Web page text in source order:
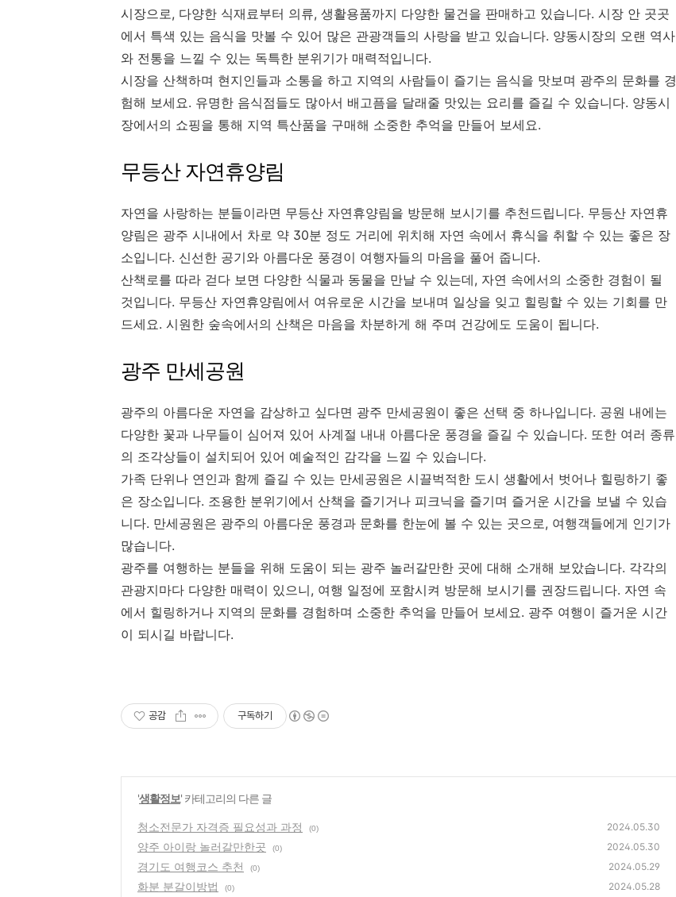
시장으로, 다양한 식재료부터 의류, 생활용품까지 다양한 물건을 판매하고 있습니다. 시장 안 곳곳
에서 특색 있는 음식을 맛볼 수 있어 많은 관광객들의 사랑을 받고 있습니다. 양동시장의 오랜 역사
와 전통을 느낄 수 있는 독특한 분위기가 매력적입니다.
시장을 산책하며 현지인들과 소통을 하고 지역의 사람들이 즐기는 음식을 맛보며 광주의 문화를 경
험해 보세요. 유명한 음식점들도 많아서 배고픔을 달래줄 맛있는 요리를 즐길 수 있습니다. 양동시
장에서의 쇼핑을 통해 지역 특산품을 구매해 소중한 추억을 만들어 보세요.
무등산 자연휴양림
자연을 사랑하는 분들이라면 무등산 자연휴양림을 방문해 보시기를 추천드립니다. 무등산 자연휴
양림은 광주 시내에서 차로 약 30분 정도 거리에 위치해 자연 속에서 휴식을 취할 수 있는 좋은 장
소입니다. 신선한 공기와 아름다운 풍경이 여행자들의 마음을 풀어 줍니다.
산책로를 따라 걷다 보면 다양한 식물과 동물을 만날 수 있는데, 자연 속에서의 소중한 경험이 될
것입니다. 무등산 자연휴양림에서 여유로운 시간을 보내며 일상을 잊고 힐링할 수 있는 기회를 만
드세요. 시원한 숲속에서의 산책은 마음을 차분하게 해 주며 건강에도 도움이 됩니다.
광주 만세공원
광주의 아름다운 자연을 감상하고 싶다면 광주 만세공원이 좋은 선택 중 하나입니다. 공원 내에는
다양한 꽃과 나무들이 심어져 있어 사계절 내내 아름다운 풍경을 즐길 수 있습니다. 또한 여러 종류
의 조각상들이 설치되어 있어 예술적인 감각을 느낄 수 있습니다.
가족 단위나 연인과 함께 즐길 수 있는 만세공원은 시끌벅적한 도시 생활에서 벗어나 힐링하기 좋
은 장소입니다. 조용한 분위기에서 산책을 즐기거나 피크닉을 즐기며 즐거운 시간을 보낼 수 있습
니다. 만세공원은 광주의 아름다운 풍경과 문화를 한눈에 볼 수 있는 곳으로, 여행객들에게 인기가
많습니다.
광주를 여행하는 분들을 위해 도움이 되는 광주 놀러갈만한 곳에 대해 소개해 보았습니다. 각각의
관광지마다 다양한 매력이 있으니, 여행 일정에 포함시켜 방문해 보시기를 권장드립니다. 자연 속
에서 힐링하거나 지역의 문화를 경험하며 소중한 추억을 만들어 보세요. 광주 여행이 즐거운 시간
이 되시길 바랍니다.
공감 구독하기
'생활정보' 카테고리의 다른 글
청소전문가 자격증 필요성과 과정 (0) 2024.05.30
양주 아이랑 놀러갈만한곳 (0) 2024.05.30
경기도 여행코스 추천 (0) 2024.05.29
화분 분갈이방법 (0) 2024.05.28